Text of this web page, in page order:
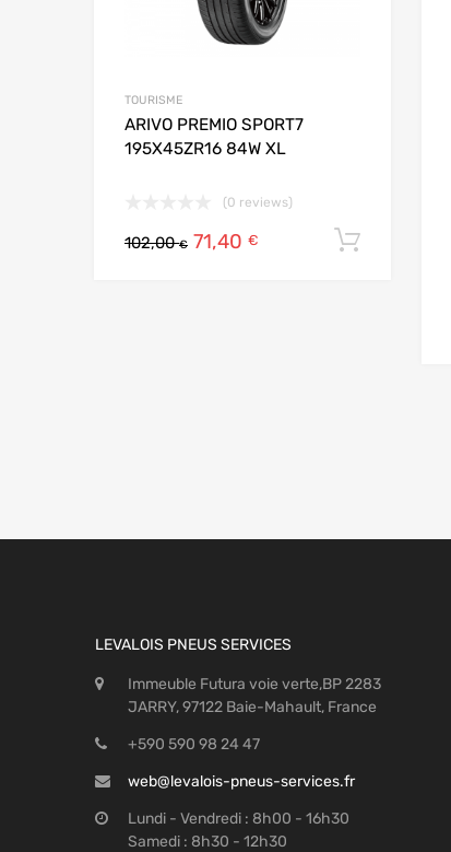
TOURISME
ARIVO PREMIO SPORT7
195X45ZR16 84W XL
(0 reviews)
102,00€ 71,40€
LEVALOIS PNEUS SERVICES
Immeuble Futura voie verte,BP 2283
JARRY, 97122 Baie-Mahault, France
+590 590 98 24 47
web@levalois-pneus-services.fr
Lundi - Vendredi : 8h00 - 16h30
Samedi : 8h30 - 12h30